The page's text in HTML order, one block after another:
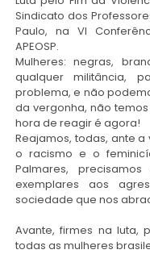
Sindicato dos
Paulo, na VI
APEOSP.
Mulheres: negras,
qualquer militância,
problema, e não
da vergonha, não
hora de reagir é agora!
Reajamos, todas, ante
o racismo e o
Palmares,
exemplares aos
sociedade que nos
Avante, firmes na luta,
todas as mulheres